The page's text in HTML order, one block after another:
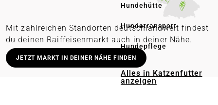
Hundehütte
Hundetransport
Hundepflege
Alles in Katzenfutter
anzeigen
Mit zahlreichen Standorten deutschlandweit findest
du deinen Raiffeisenmarkt auch in deiner Nähe.
Deutschlandweit stationäre Märkte
Lieferung in deinen Wunschmarkt
Persönliche Beratung vor Ort
JETZT MARKT IN DEINER NÄHE FINDEN